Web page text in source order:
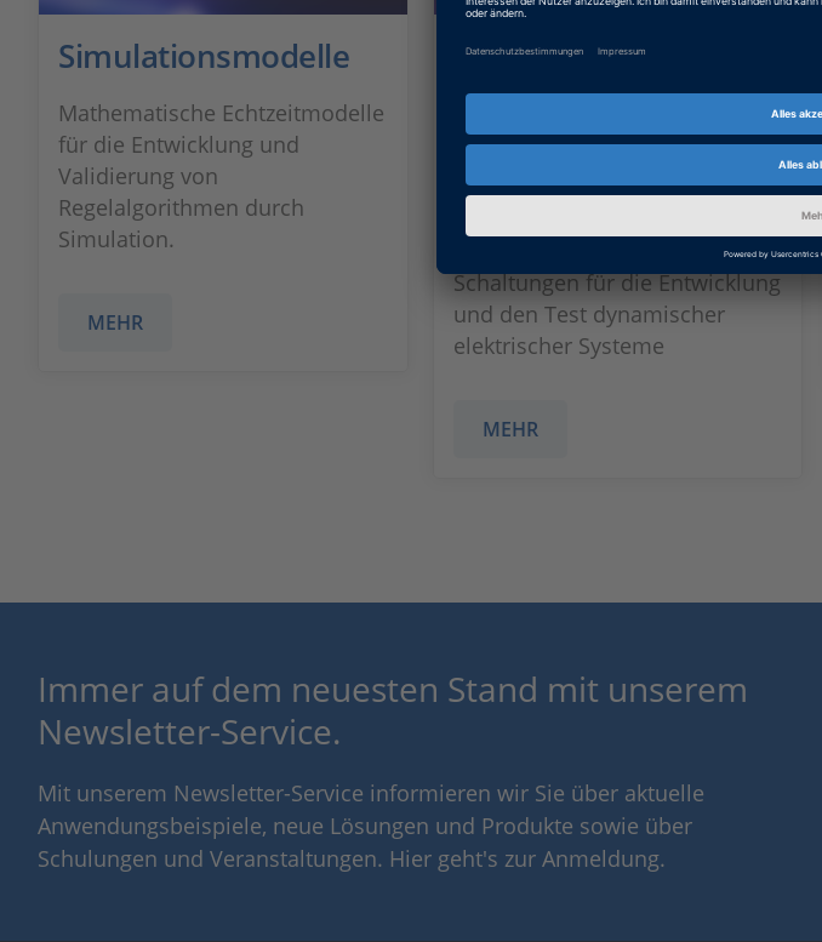
Simulationsmodelle
Mathematische Echtzeitmodelle
für die Entwicklung und
Validierung von
Regelalgorithmen durch
Simulation.
MEHR
XSG Power Electronics
Systems
dSPACE Bibliothek mit
einsatzfertigen
Schaltungen für die Entwicklung
und den Test dynamischer
elektrischer Systeme
MEHR
Immer auf dem neuesten Stand mit unserem
Newsletter-Service.
Mit unserem Newsletter-Service informieren wir Sie über aktuelle
Anwendungsbeispiele, neue Lösungen und Produkte sowie über
Schulungen und Veranstaltungen. Hier geht's zur Anmeldung.